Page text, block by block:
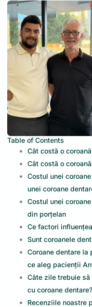
Table of Contents
Cât costă o
Cât costă o
Costul unei
unei coroane
Costul unei
din porțelan
Ce factori
Sunt coroanele
Coroane dentare
ce aleg pacienții
Câte zile trebuie
cu coroane dentare?
Recenziile noastre